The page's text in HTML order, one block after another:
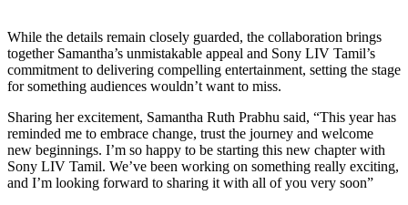
While the details remain closely guarded, the collaboration brings
together Samantha’s unmistakable appeal and Sony LIV Tamil’s
commitment to delivering compelling entertainment, setting the stage
for something audiences wouldn’t want to miss.
Sharing her excitement, Samantha Ruth Prabhu said, “This year has
reminded me to embrace change, trust the journey and welcome
new beginnings. I’m so happy to be starting this new chapter with
Sony LIV Tamil. We’ve been working on something really exciting,
and I’m looking forward to sharing it with all of you very soon”